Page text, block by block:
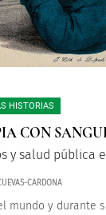
HISTORIAS
CON
y salud pública
CARDONA
mundo y durante